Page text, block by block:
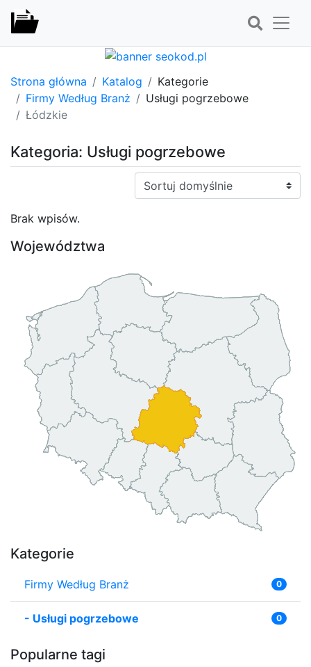
Strona główna Katalog
Kategorie
Firmy Według Branż
Usługi pogrzebowe
Łódzkie
Kategoria: Usługi pogrzebowe
Sortuj:
Brak wpisów.
Województwa
Kategorie
Firmy Według Branż 0
- Usługi pogrzebowe 0
Popularne tagi